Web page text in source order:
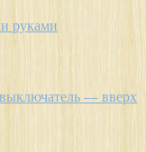
руками
— вверх